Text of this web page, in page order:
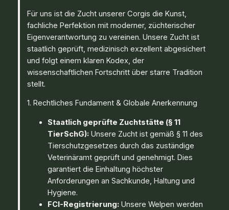
Für uns ist die Zucht unserer Corgis die Kunst,
fachliche Perfektion mit moderner, züchterischer
Eigenverantwortung zu vereinen. Unsere Zucht ist
staatlich geprüft, medizinisch exzellent abgesichert
und folgt einem klaren Kodex, der
wissenschaftlichen Fortschritt über starre Tradition
stellt.
1. Rechtliches Fundament & Globale Anerkennung
Staatlich geprüfte Zuchtstätte (§ 11
TierSchG): Unsere Zucht ist gemäß § 11 des
Tierschutzgesetzes durch das zuständige
Veterinäramt geprüft und genehmigt. Dies
garantiert die Einhaltung höchster
Anforderungen an Sachkunde, Haltung und
Hygiene.
FCI-Registrierung: Unsere Welpen werden